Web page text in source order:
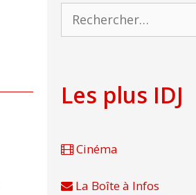
Rechercher :
Les plus IDJ
Cinéma
La Boîte à Infos